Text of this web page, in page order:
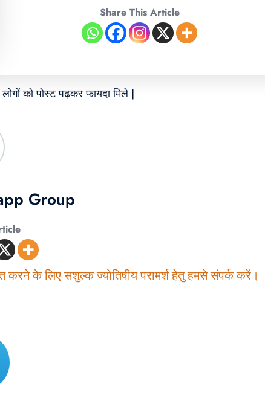
Share This Article
को पोस्ट पढ़कर फायदा मिले |
Group
करने के लिए सशुल्क ज्योतिषीय परामर्श हेतु हमसे संपर्क करें।